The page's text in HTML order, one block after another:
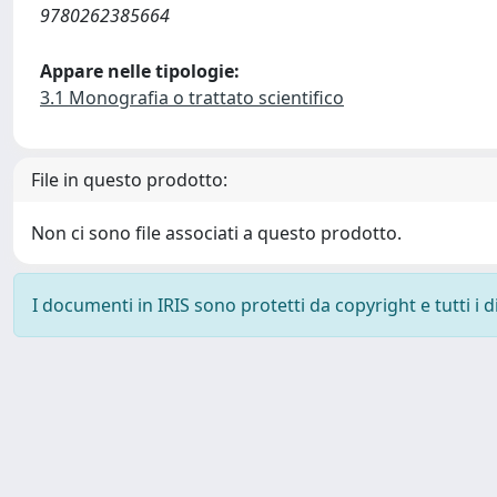
9780262385664
Appare nelle tipologie:
3.1 Monografia o trattato scientifico
File in questo prodotto:
Non ci sono file associati a questo prodotto.
I documenti in IRIS sono protetti da copyright e tutti i